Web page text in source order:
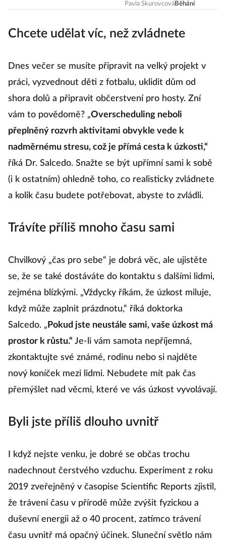
nespavosti?
Pavla SkurovcováBěhání
Chcete udělat víc, než zvládnete
Dnes večer se musíte připravit na velký projekt v
práci, vyzvednout děti z fotbalu, uklidit dům od
shora dolů a připravit občerstvení pro hosty. Zní
vám to povědomě? „Overscheduling neboli
přeplněný rozvrh aktivitami obvykle vede k
nadměrnému stresu, což je přímá cesta k úzkosti,“
říká Dr. Salcedo. Snažte se být upřímní sami k sobě
(i k ostatním) ohledně toho, co realisticky zvládnete
a kolik času budete potřebovat, abyste to zvládli.
Trávíte příliš mnoho času sami
Chvilkový „čas pro sebe“ je dobrá věc, ale ujistěte
se, že se také dostáváte do kontaktu s dalšími lidmi,
zejména blízkými. „Vždycky říkám, že úzkost miluje,
když může zaplnit prázdnotu,“ říká doktorka
Salcedo. „ Pokud jste neustále sami, vaše úzkost má
prostor k růstu.“ Je-li vám samota nepříjemná,
zkontaktujte své známé, rodinu nebo si najděte
nový koníček mezi lidmi. Nebudete mít pak čas
přemýšlet nad věcmi, které ve vás úzkost vyvolávají.
Byli jste příliš dlouho uvnitř
I když nejste venku, je dobré se občas trochu
nadechnout čerstvého vzduchu. Experiment z roku
2019 zveřejněný v časopise Scientific Reports zjistil,
že trávení času v přírodě může zvýšit fyzickou a
duševní energii až o 40 procent, zatímco trávení
času uvnitř má opačný účinek. Sluneční světlo nám